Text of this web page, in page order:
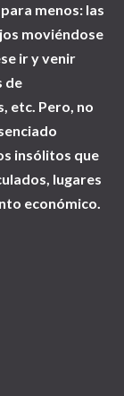
menos: las
moviéndose
ir y venir
de
etc. Pero, no
insólitos que
lugares
económico.